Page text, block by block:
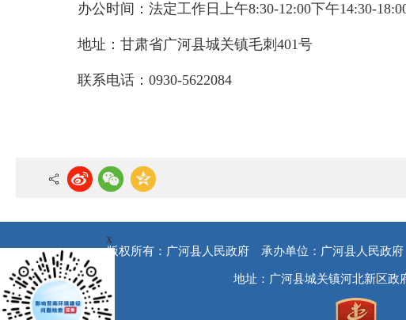
办公时间：法定工作日上午8:30-12:00下午14:30-
地址：甘肃省广河县城关镇毛刺401号
联系电话：0930-5622084
版权所有：广河县人民政府 承办单位：广河县人民政府
地址：广河县城关镇河北新区政
x